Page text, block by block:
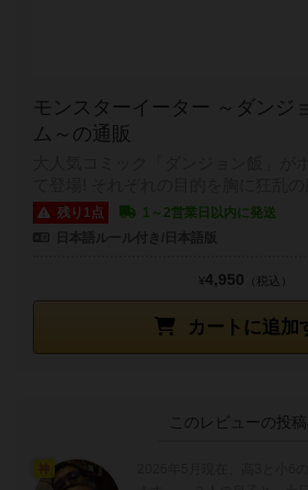
モンスターイーター ～ダンジ
ム～の通販
残り1点
1～2営業日以内に発送
カートに追加
¥4,950 （税込）
このレビューの投稿